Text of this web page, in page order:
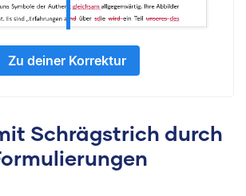
Zu deiner Korrektur
Schrägstrich durch